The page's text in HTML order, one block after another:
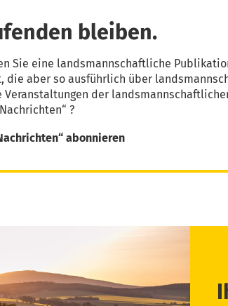
bleiben.
Sie eine landsmannschaftliche
die aber so ausführlich über
Veranstaltungen der
?
abonnieren